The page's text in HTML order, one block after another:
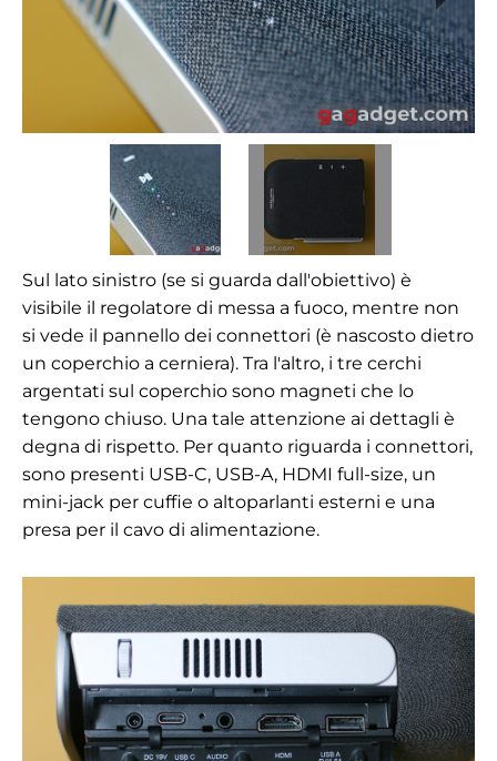
Sul lato sinistro (se si guarda dall'obiettivo) è
visibile il regolatore di messa a fuoco, mentre non
si vede il pannello dei connettori (è nascosto dietro
un coperchio a cerniera). Tra l'altro, i tre cerchi
argentati sul coperchio sono magneti che lo
tengono chiuso. Una tale attenzione ai dettagli è
degna di rispetto. Per quanto riguarda i connettori,
sono presenti USB-C, USB-A, HDMI full-size, un
mini-jack per cuffie o altoparlanti esterni e una
presa per il cavo di alimentazione.